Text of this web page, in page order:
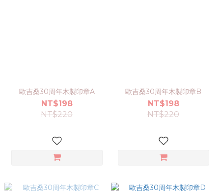
歐吉桑30周年木製印章A
NT$198
NT$220
歐吉桑30周年木製印章B
NT$198
NT$220